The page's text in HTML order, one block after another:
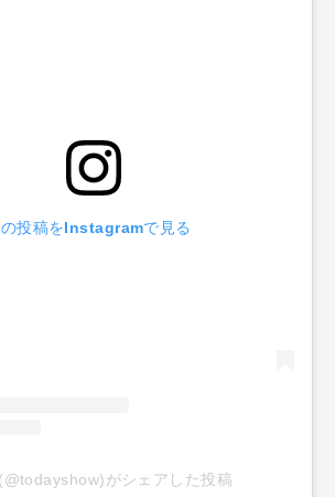
の投稿をInstagramで見る
がシェアした投稿